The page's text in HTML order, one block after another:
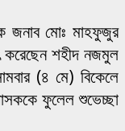
জনাব মোঃ মাহফুজুর
করেছেন শহীদ নজমুল
(৪ মে) বিকেলে
ফুলেল শুভেচ্ছা